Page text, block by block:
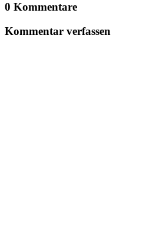
0 Kommentare
Kommentar verfassen